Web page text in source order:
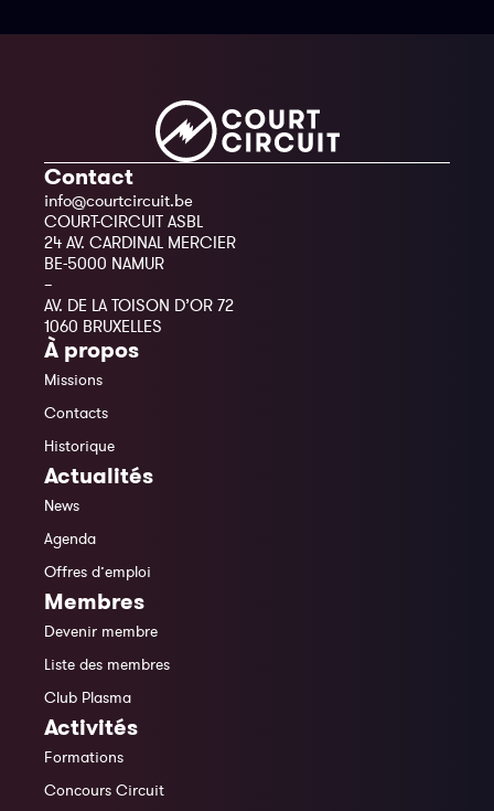
Contact
info@courtcircuit.be
COURT-CIRCUIT ASBL
24 AV. CARDINAL MERCIER
BE-5000 NAMUR
–
AV. DE LA TOISON D’OR 72
1060 BRUXELLES
À propos
Missions
Contacts
Historique
Actualités
News
Agenda
Offres d’emploi
Membres
Devenir membre
Liste des membres
Club Plasma
Activités
Formations
Concours Circuit